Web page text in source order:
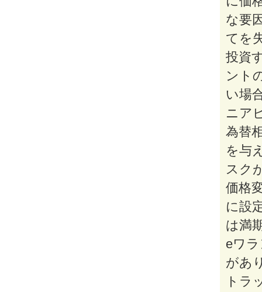
な要
てを
投資
ント
い場
ニア
為替
を与
スク
価格
に設
は満
eワ
があ
トラ